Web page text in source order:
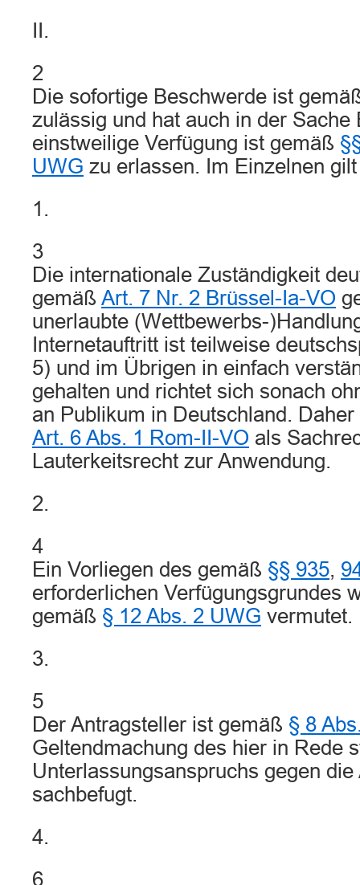
II.
2
Die sofortige Beschwerde ist
zulässig und hat auch in der Sache
einstweilige Verfügung ist gemäß
UWG zu erlassen. Im Einzelnen
1.
3
Die internationale Zuständigkeit
gemäß Art. 7 Nr. 2 Brüssel-Ia-VO
unerlaubte (Wettbewerbs-
Internetauftritt ist teilweise
5) und im Übrigen in einfach
gehalten und richtet sich sonach
an Publikum in Deutschland.
Art. 6 Abs. 1 Rom-II-VO als
Lauterkeitsrecht zur Anwendung.
2.
4
Ein Vorliegen des gemäß §§ 935,
erforderlichen Verfügungsgrundes
gemäß § 12 Abs. 2 UWG vermutet.
3.
5
Der Antragsteller ist gemäß § 8
Geltendmachung des hier in Rede
Unterlassungsanspruchs gegen
sachbefugt.
4.
6